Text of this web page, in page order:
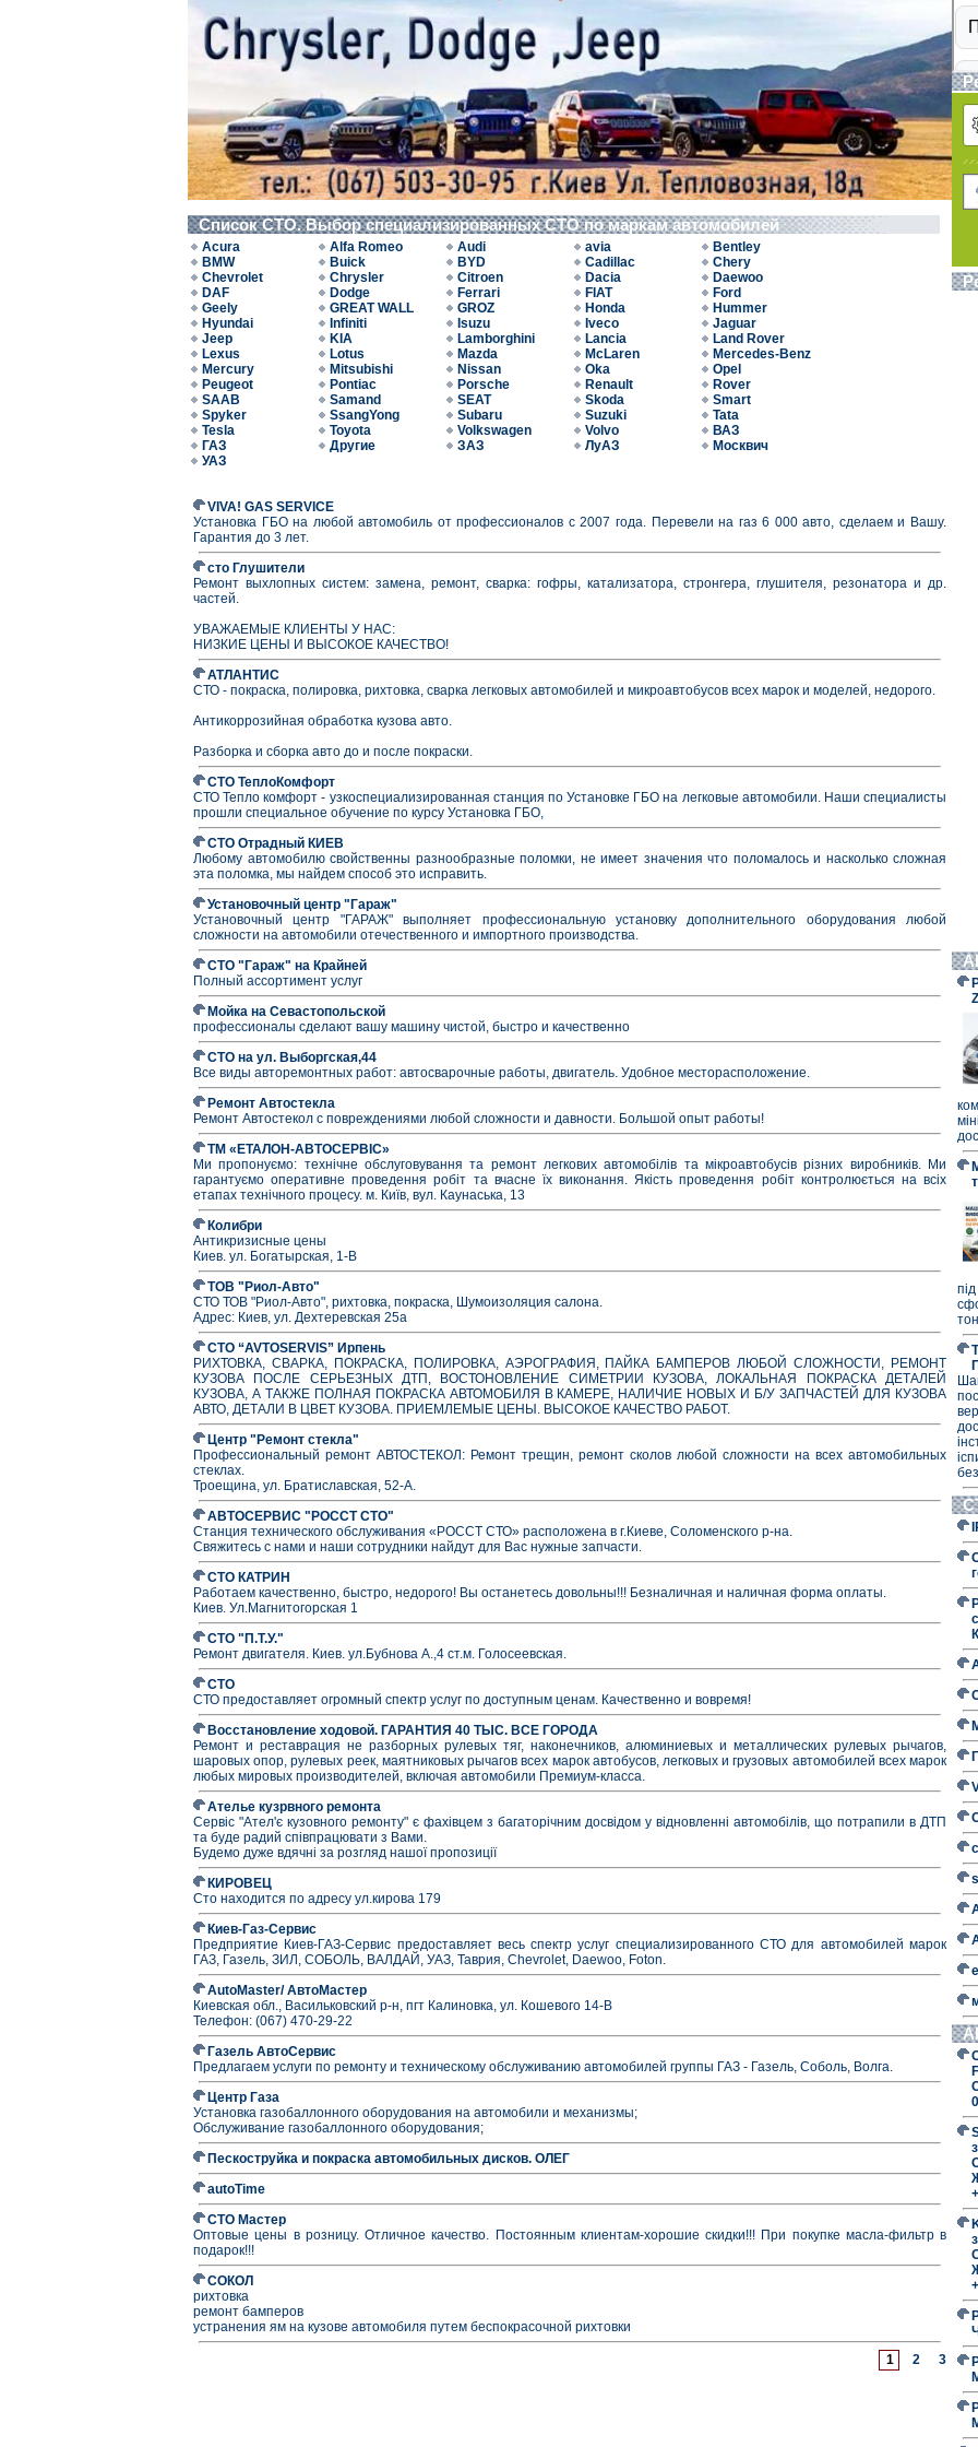
Список СТО. Выбор специализированных СТО по маркам автомобилей
Acura Alfa Romeo Audi avia
Bentley
BMW
Buick BYD Cadillac
Chery
Chevrolet
Chrysler Citroen Dacia
Daewoo
DAF
Dodge Ferrari FIAT
Ford
Geely
GREAT WALL GROZ Honda
Hummer
Hyundai
Infiniti Isuzu Iveco
Jaguar
Jeep
KIA Lamborghini Lancia
Land Rover
Lexus
Lotus Mazda McLaren
Mercedes-Benz
Mercury
Mitsubishi Nissan Oka
Opel
Peugeot
Pontiac Porsche Renault
Rover
SAAB
Samand SEAT Skoda
Smart
Spyker
SsangYong Subaru Suzuki
Tata
Tesla
Toyota Volkswagen Volvo
ВАЗ
ГАЗ
Другие ЗАЗ ЛуАЗ
Москвич
УАЗ
VIVA! GAS SERVICE
Установка ГБО на любой автомобиль от профессионалов с 2007 года. Перевели на газ 6 000 авто, сделаем и Вашу.
Гарантия до 3 лет.
сто Глушители
Ремонт выхлопных систем: замена, ремонт, сварка: гофры, катализатора, стронгера, глушителя, резонатора и др.
частей.
УВАЖАЕМЫЕ КЛИЕНТЫ У НАС:
НИЗКИЕ ЦЕНЫ И ВЫСОКОЕ КАЧЕСТВО!
АТЛАНТИС
СТО - покраска, полировка, рихтовка, сварка легковых автомобилей и микроавтобусов всех марок и моделей, недорого.
Антикоррозийная обработка кузова авто.
Разборка и сборка авто до и после покраски.
СТО ТеплоКомфорт
СТО Тепло комфорт - узкоспециализированная станция по Установке ГБО на легковые автомобили. Наши специалисты
прошли специальное обучение по курсу Установка ГБО,
СТО Отрадный КИЕВ
Любому автомобилю свойственны разнообразные поломки, не имеет значения что поломалось и насколько сложная
эта поломка, мы найдем способ это исправить.
Установочный центр "Гараж"
Установочный центр "ГАРАЖ" выполняет профессиональную установку дополнительного оборудования любой
сложности на автомобили отечественного и импортного производства.
СТО "Гараж" на Крайней
Полный ассортимент услуг
Мойка на Севастопольской
профессионалы сделают вашу машину чистой, быстро и качественно
СТО на ул. Выборгская,44
Все виды авторемонтных работ: автосварочные работы, двигатель. Удобное месторасположение.
Ремонт Автостекла
Ремонт Автостекол с повреждениями любой сложности и давности. Большой опыт работы!
ТМ «ЕТАЛОН-АВТОСЕРВІС»
Ми пропонуємо: технічне обслуговування та ремонт легкових автомобілів та мікроавтобусів різних виробників. Ми
гарантуємо оперативне проведення робіт та вчасне їх виконання. Якість проведення робіт контролюється на всіх
етапах технічного процесу. м. Київ, вул. Каунаська, 13
Колибри
Антикризисные цены
Киев. ул. Богатырская, 1-В
ТОВ "Риол-Авто"
СТО ТОВ "Риол-Авто", рихтовка, покраска, Шумоизоляция салона.
Адрес: Киев, ул. Дехтеревская 25а
СТО “AVTOSERVIS” Ирпень
РИХТОВКА, СВАРКА, ПОКРАСКА, ПОЛИРОВКА, АЭРОГРАФИЯ, ПАЙКА БАМПЕРОВ ЛЮБОЙ СЛОЖНОСТИ, РЕМОНТ
КУЗОВА ПОСЛЕ СЕРЬЕЗНЫХ ДТП, ВОСТОНОВЛЕНИЕ СИМЕТРИИ КУЗОВА, ЛОКАЛЬНАЯ ПОКРАСКА ДЕТАЛЕЙ
КУЗОВА, А ТАКЖЕ ПОЛНАЯ ПОКРАСКА АВТОМОБИЛЯ В КАМЕРЕ, НАЛИЧИЕ НОВЫХ И Б/У ЗАПЧАСТЕЙ ДЛЯ КУЗОВА
АВТО, ДЕТАЛИ В ЦВЕТ КУЗОВА. ПРИЕМЛЕМЫЕ ЦЕНЫ. ВЫСОКОЕ КАЧЕСТВО РАБОТ.
Центр "Ремонт стекла"
Профессиональный ремонт АВТОСТЕКОЛ: Ремонт трещин, ремонт сколов любой сложности на всех автомобильных
стеклах.
Троещина, ул. Братиславская, 52-А.
АВТОСЕРВИС "РОССТ СТО"
Станция технического обслуживания «РОССТ СТО» расположена в г.Киеве, Соломенского р-на.
Свяжитесь с нами и наши сотрудники найдут для Вас нужные запчасти.
СТО КАТРИН
Работаем качественно, быстро, недорого! Вы останетесь довольны!!! Безналичная и наличная форма оплаты.
Киев. Ул.Магнитогорская 1
СТО "П.Т.У."
Ремонт двигателя. Киев. ул.Бубнова А.,4 ст.м. Голосеевская.
СТО
СТО предоставляет огромный спектр услуг по доступным ценам. Качественно и вовремя!
Восстановление ходовой. ГАРАНТИЯ 40 ТЫС. ВСЕ ГОРОДА
Ремонт и реставрация не разборных рулевых тяг, наконечников, алюминиевых и металлических рулевых рычагов,
шаровых опор, рулевых реек, маятниковых рычагов всех марок автобусов, легковых и грузовых автомобилей всех марок
любых мировых производителей, включая автомобили Премиум-класса.
Ателье кузрвного ремонта
Сервіс "Ател'є кузовного ремонту" є фахівцем з багаторічним досвідом у відновленні автомобілів, що потрапили в ДТП
та буде радий співпрацювати з Вами.
Будемо дуже вдячні за розгляд нашої пропозиції
КИРОВЕЦ
Сто находится по адресу ул.кирова 179
Киев-Газ-Сервис
Предприятие Киев-ГАЗ-Сервис предоставляет весь спектр услуг специализированного СТО для автомобилей марок
ГАЗ, Газель, ЗИЛ, СОБОЛЬ, ВАЛДАЙ, УАЗ, Таврия, Chevrolet, Daewoo, Foton.
AutoMaster/ АвтоМастер
Киевская обл., Васильковский р-н, пгт Калиновка, ул. Кошевого 14-В
Телефон: (067) 470-29-22
Газель АвтоСервис
Предлагаем услуги по ремонту и техническому обслуживанию автомобилей группы ГАЗ - Газель, Соболь, Волга.
Центр Газа
Установка газобаллонного оборудования на автомобили и механизмы;
Обслуживание газобаллонного оборудования;
Пескоструйка и покраска автомобильных дисков. ОЛЕГ
autoTime
СТО Мастер
Оптовые цены в розницу. Отличное качество. Постоянным клиентам-хорошие скидки!!! При покупке масла-фильтр в
подарок!!!
СОКОЛ
рихтовка
ремонт бамперов
устранения ям на кузове автомобиля путем беспокрасочной рихтовки
1 2 3